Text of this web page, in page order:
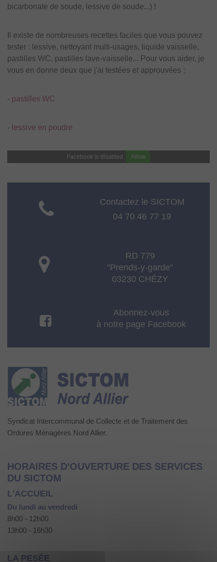
bicarbonate de soude, lessive de soude...) !
Il existe de nombreuses recettes faciles que vous pouvez
tester : lessive, nettoyant multi-usages, liquide vaisselle,
pastilles WC, pastilles lave-vaisselle... Pour vous aider, je
vous en donne deux que j'ai testées et approuvées :
- pastilles WC
- lessive en poudre
Facebook is disabled. Allow
Contactez le SICTOM
04 70 46 77 19
RD 779
"Prends-y-garde"
03230 CHÉZY
Abonnez-vous
à notre page Facebook
Syndicat Intercommunal de Collecte et de Traitement des
Ordures Ménagères Nord Allier.
HORAIRES D'OUVERTURE DES SERVICES
DU SICTOM
L'ACCUEIL
Du lundi au vendredi
8h00 - 12h00
13h00 - 16h30
LA PESÉE